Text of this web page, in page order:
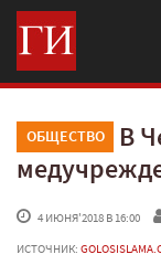
ОБЩЕСТВО
В
4 ИЮНЯ'2018 В 16:00
ИСТОЧНИК: